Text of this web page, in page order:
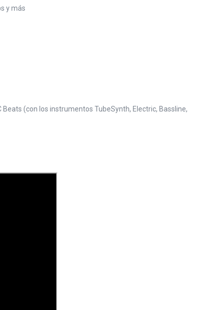
y más
(con los instrumentos TubeSynth, Electric, Bassline,